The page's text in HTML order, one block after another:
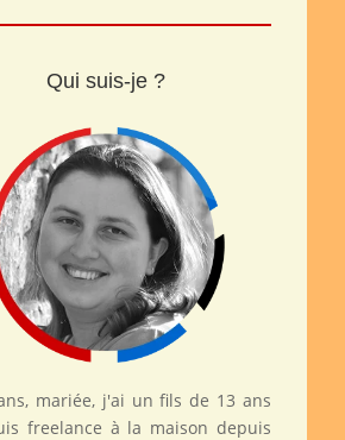
Qui suis-je ?
mariée, j'ai un fils de 13 ans
freelance à la maison depuis